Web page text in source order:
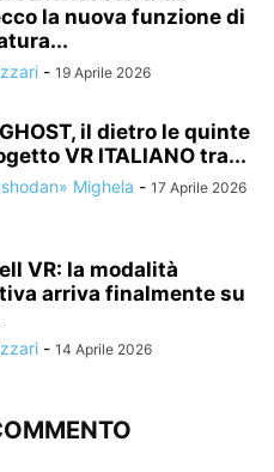
la nuova funzione di
- 19 Aprile 2026
il dietro le quinte
VR ITALIANO tra...
Mighela - 17 Aprile 2026
VR: la modalità
arriva finalmente su
- 14 Aprile 2026